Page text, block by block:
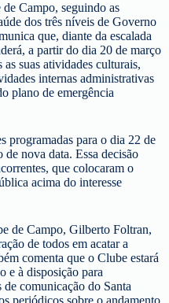
Campo, seguindo as
dos três níveis de Governo
que, diante da escalada
a partir do dia 20 de março
suas atividades culturais,
internas administrativas
plano de emergência
programadas para o dia 22 de
nova data. Essa decisão
que colocaram o
acima do interesse
de Campo, Gilberto Foltran,
de todos em acatar a
comenta que o Clube estará
e à disposição para
comunicação do Santa
periódicos sobre o andamento